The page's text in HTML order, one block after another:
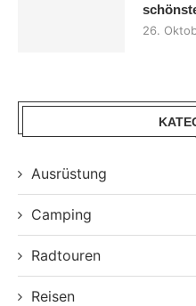
26.
Ausrüstung
Camping
Radtouren
Reisen